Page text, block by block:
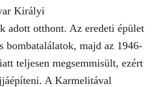
Királyi
adott otthont. Az eredeti épület
bombatalálatok, majd az 1946-
teljesen megsemmisült, ezért
A Karmelitával